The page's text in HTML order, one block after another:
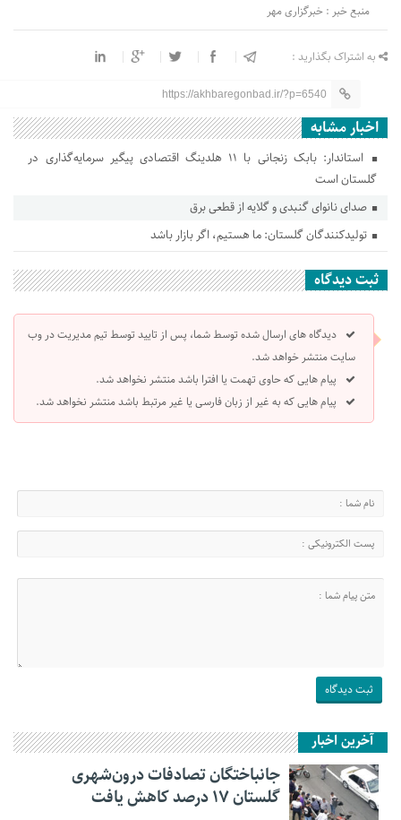
منبع خبر : خبرگزاری مهر
به اشتراک بگذارید :
https://akhbaregonbad.ir/?p=6540
اخبار مشابه
استاندار: بابک زنجانی با ۱۱ هلدینگ اقتصادی پیگیر سرمایه‌گذاری در
گلستان است
صدای نانوای گنبدی و گلایه از قطعی برق
تولیدکنندگان گلستان: ما هستیم، اگر بازار باشد
ثبت دیدگاه
دیدگاه های ارسال شده توسط شما، پس از تایید توسط تیم مدیریت در وب
سایت منتشر خواهد شد.
پیام هایی که حاوی تهمت یا افترا باشد منتشر نخواهد شد.
پیام هایی که به غیر از زبان فارسی یا غیر مرتبط باشد منتشر نخواهد شد.
آخرین اخبار
جانباختگان تصادفات درون‌شهری
گلستان ۱۷ درصد کاهش یافت